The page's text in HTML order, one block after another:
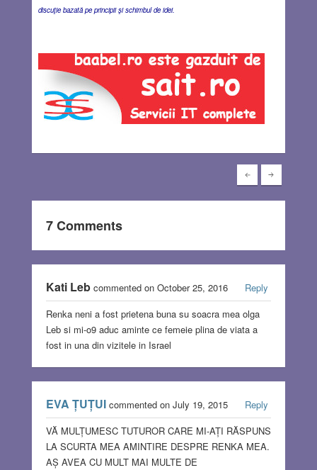
discuţie bazată pe principii şi schimbul de idei.
7 Comments
Kati Lebcommented on October 25, 2016
Reply
Renka neni a fost prietena buna su soacra mea olga
Leb si mi-o9 aduc aminte ce femeie plina de viata a
fost in una din vizitele in Israel
EVA ȚUȚUI commented on July 19, 2015
Reply
VĂ MULȚUMESC TUTUROR CARE MI-AȚI RĂSPUNS
LA SCURTA MEA AMINTIRE DESPRE RENKA MEA.
AȘ AVEA CU MULT MAI MULTE DE